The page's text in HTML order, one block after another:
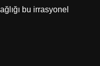
bu irrasyonel